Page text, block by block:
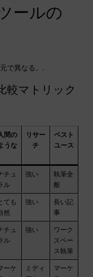
ールの
で異なる。.
較マトリック
間の
うな
リサー
チ
ベスト
ユース
チュ
ル
強い
執筆全
般
ても
然
強い
長い記
事
チュ
ル
強い
ワーク
スペー
ス執筆
ーケ
ミディ
マーケ